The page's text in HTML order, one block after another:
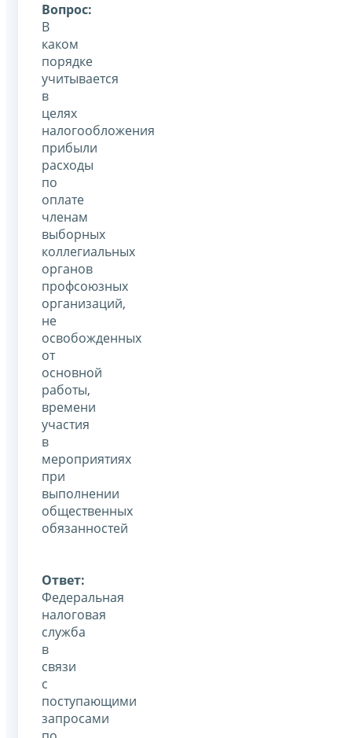
Вопрос:
В
каком
порядке
учитывается
в
целях
налогообложения
прибыли
расходы
по
оплате
членам
выборных
коллегиальных
органов
профсоюзных
организаций,
не
освобожденных
от
основной
работы,
времени
участия
в
мероприятиях
при
выполнении
общественных
обязанностей
Ответ:
Федеральная
налоговая
служба
в
связи
с
поступающими
запросами